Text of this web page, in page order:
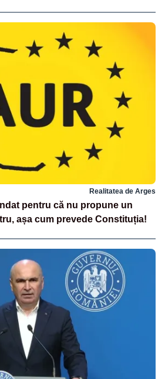
Realitatea de Arges
pentru că nu propune un
așa cum prevede Constituția!